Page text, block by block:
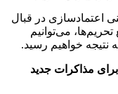
اعتمادسازی در قبال
می‌توانیم
نتیجه خواهیم رسید.
مذاکرات جدید